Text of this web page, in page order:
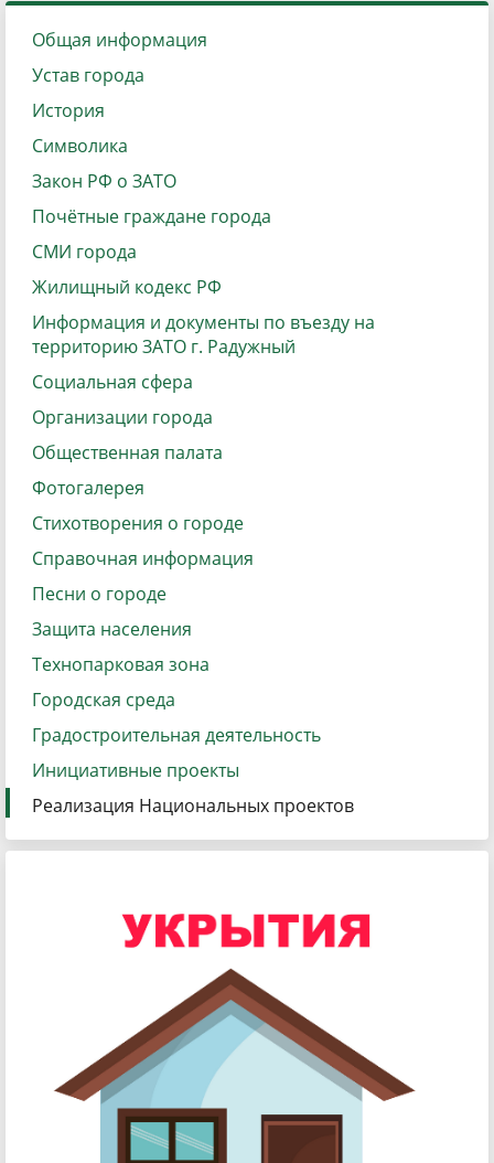
Общая информация
Устав города
История
Символика
Закон РФ о ЗАТО
Почётные граждане города
СМИ города
Жилищный кодекс РФ
Информация и документы по въезду на
территорию ЗАТО г. Радужный
Социальная сфера
Организации города
Общественная палата
Фотогалерея
Стихотворения о городе
Справочная информация
Песни о городе
Защита населения
Технопарковая зона
Городская среда
Градостроительная деятельность
Инициативные проекты
Реализация Национальных проектов